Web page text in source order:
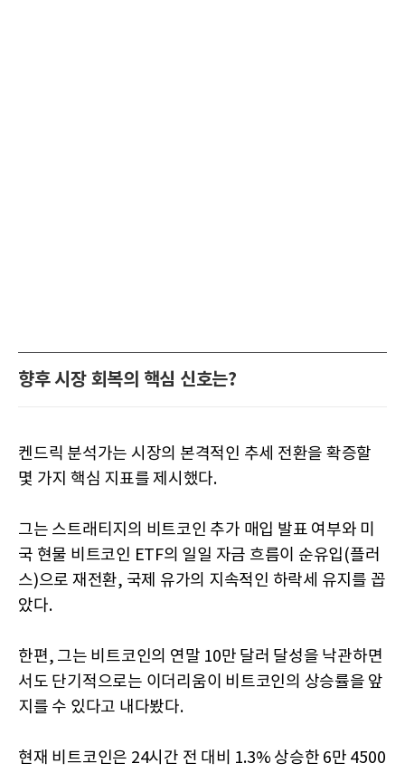
향후 시장 회복의 핵심 신호는?
켄드릭 분석가는 시장의 본격적인 추세 전환을 확증할
몇 가지 핵심 지표를 제시했다.
그는 스트래티지의 비트코인 추가 매입 발표 여부와 미
국 현물 비트코인 ETF의 일일 자금 흐름이 순유입(플러
스)으로 재전환, 국제 유가의 지속적인 하락세 유지를 꼽
았다.
한편, 그는 비트코인의 연말 10만 달러 달성을 낙관하면
서도 단기적으로는 이더리움이 비트코인의 상승률을 앞
지를 수 있다고 내다봤다.
현재 비트코인은 24시간 전 대비 1.3% 상승한 6만 4500